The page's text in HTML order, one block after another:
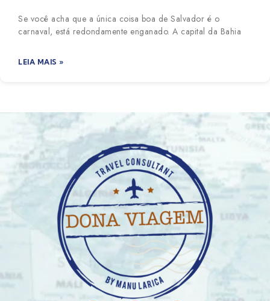
Se você acha que a única coisa boa de Salvador é o
carnaval, está redondamente enganado. A capital da Bahia
LEIA MAIS »